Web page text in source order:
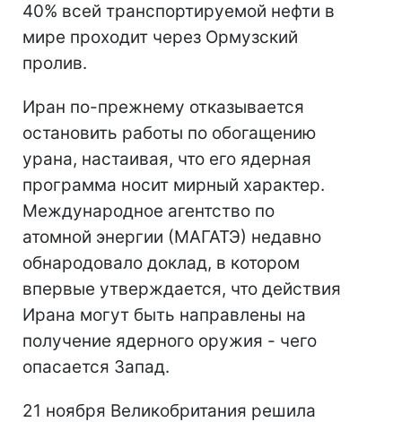
40% всей транспортируемой нефти в
мире проходит через Ормузский
пролив.
Иран по-прежнему отказывается
остановить работы по обогащению
урана, настаивая, что его ядерная
программа носит мирный характер.
Международное агентство по
атомной энергии (МАГАТЭ) недавно
обнародовало доклад, в котором
впервые утверждается, что действия
Ирана могут быть направлены на
получение ядерного оружия - чего
опасается Запад.
21 ноября Великобритания решила